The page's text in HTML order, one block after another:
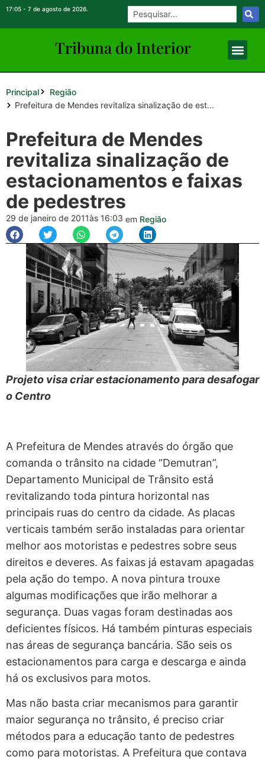
17:05 - 7 de agosto de 2026.
Tribuna do Interior
Principal
Região
Prefeitura de Mendes revitaliza sinalização de est...
Prefeitura de Mendes
revitaliza sinalização de
estacionamentos e faixas
de pedestres
29 de janeiro de 2011às 16:03 em Região
Projeto visa criar estacionamento para desafogar
o Centro
A Prefeitura de Mendes através do órgão que
comanda o trânsito na cidade “Demutran”,
Departamento Municipal de Trânsito está
revitalizando toda pintura horizontal nas
principais ruas do centro da cidade. As placas
verticais também serão instaladas para orientar
melhor aos motoristas e pedestres sobre seus
direitos e deveres. As faixas já estavam apagadas
pela ação do tempo. A nova pintura trouxe
algumas modificações que irão melhorar a
segurança. Duas vagas foram destinadas aos
deficientes físicos. Há também pinturas especiais
nas áreas de segurança bancária. São seis os
estacionamentos para carga e descarga e ainda
há os exclusivos para motos.
Mas não basta criar mecanismos para garantir
maior segurança no trânsito, é preciso criar
métodos para a educação tanto de pedestres
como para motoristas. A Prefeitura que contava